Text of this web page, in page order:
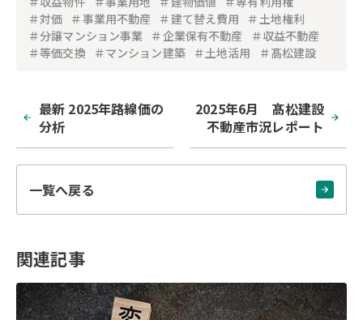
＃対価 ＃事業用不動産 ＃建て替え費用
＃土地権利
＃分譲マンション事業 ＃企業保有不動産
＃収益不動産
＃等価交換
＃マンション建築 ＃土地活用 ＃髙松建設
最新 2025年路線価の
分析
2025年6月 髙松建設
不動産市況レポート
一覧へ戻る
関連記事